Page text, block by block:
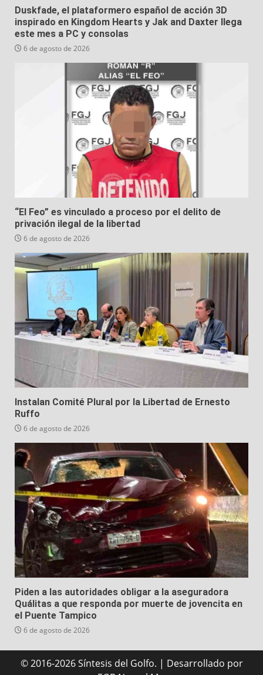
Duskfade, el plataformero español de acción 3D
inspirado en Kingdom Hearts y Jak and Daxter llega
este mes a PC y consolas
6 de agosto de 2026
“El Feo” es vinculado a proceso por el delito de
privación ilegal de la libertad
6 de agosto de 2026
Instalan Comité Plural por la Libertad de Ernesto
Ruffo
6 de agosto de 2026
Piden a las autoridades obligar a la aseguradora
Quálitas a que responda por muerte de jovencita en
el Puente Tampico
6 de agosto de 2026
© 2016-2026 Síntesis del Golfo. | Desarrollado por